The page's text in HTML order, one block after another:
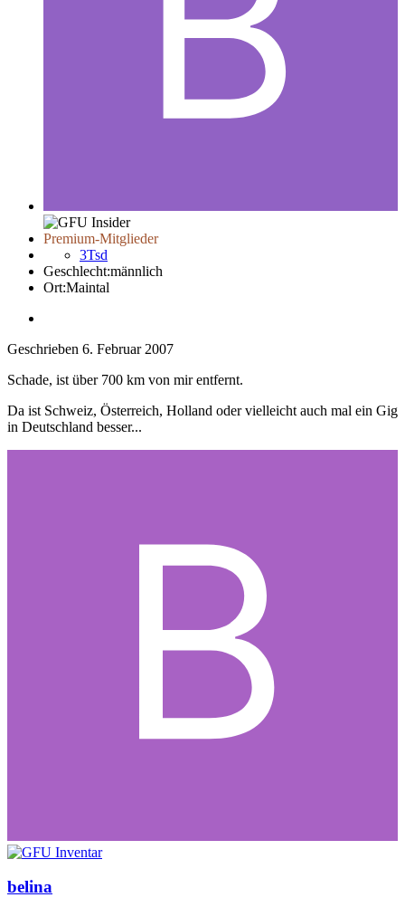
Premium-Mitglieder
3Tsd
Geschlecht:männlich
Ort:Maintal
Geschrieben 6. Februar 2007
Schade, ist über 700 km von mir entfernt.
Da ist Schweiz, Österreich, Holland oder vielleicht auch mal ein Gig
in Deutschland besser...
belina